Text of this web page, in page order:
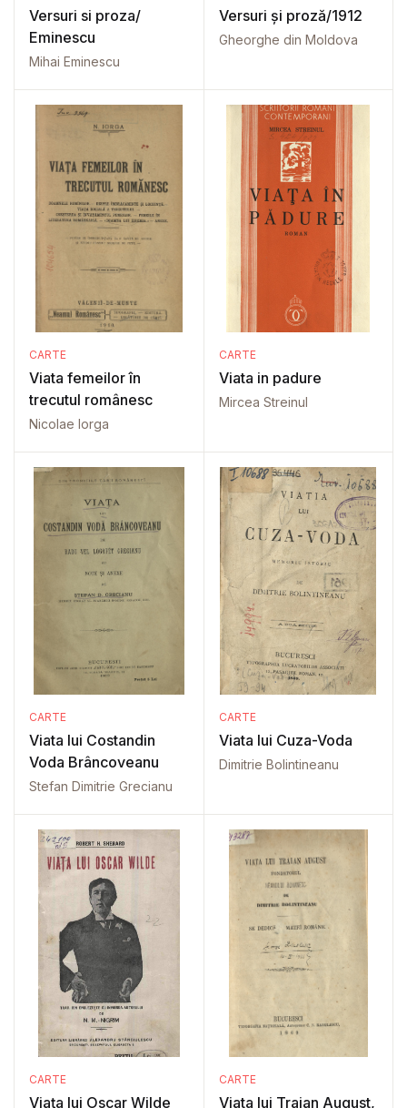
Versuri si proza/
Eminescu
Mihai Eminescu
Versuri și proză/1912
Gheorghe din Moldova
CARTE
Viata femeilor în
trecutul românesc
Nicolae Iorga
CARTE
Viata in padure
Mircea Streinul
CARTE
Viata lui Costandin
Voda Brâncoveanu
Stefan Dimitrie Grecianu
CARTE
Viata lui Cuza-Voda
Dimitrie Bolintineanu
CARTE
Viața lui Oscar Wilde
CARTE
Viata lui Traian August,